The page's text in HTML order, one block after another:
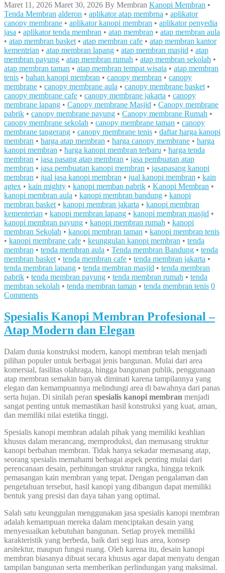
Maret 11, 2026 Maret 30, 2026 By Membran Kanopi Membran •
Tenda Membran alderon • aplikator atap membrna • aplikator
canopy membrane • aplikator kanopi membran • aplikator penyedia
jasa • aplikator tenda membran • atap membran • atap membran aula
• atap membran basket • atap membran cafe • atap membran kantor
kementrian • atap membran lapang • atap membran masjid • atap
membran payung • atap membran rumah • atap membran sekolah •
atap membran taman • atap membran tempat wisata • atap membran
tenis • bahan kanopi membran • canopy membran • canopy
membrane • canopy membrane aula • canopy membrane basket •
canopy membrane cafe • canopy membrane jakarta • canopy
membrane lapang • Canopy membrane Masjid • Canopy membrane
pabrik • canopy membrane payung • Canopy membrane Rumah •
canopy membrane sekolah • canopy membrane taman • canopy
membrane tangerang • canopy membrane tenis • daftar harga kanopi
membran • harga atap membran • harga canopy membrane • harga
kanopi membran • harga kanopi membran terbaru • harga tenda
membran • jasa pasang atap membran • jasa pembuatan atap
membran • jasa pembuatan kanopi membran • jasapasang kanopi
membran • jual jasa kanopi membran • jual kanopi membran • kain
agtex • kain mighty • kanopi memban pabrik • Kanopi Membran •
kanopi membran aula • kanopi membran bandung • kanopi
membran basket • kanopi membran jakarta • kanopi membran
kementerian • kanopi membran lapang • kanopi membran masjid •
kanopi membran payung • kanopi membran rumah • kanopi
membran Sekolah • kanopi membran taman • kanopi membran tenis
• kanopi membrane cafe • keunggulan kanopi membran • tenda
membran • tenda membran aula • Tenda membran Bandung • tenda
membran basket • tenda membran cafe • tenda membran jakarta •
tenda membran lapang • tenda membran masjid • tenda membran
pabrik • tenda membran payung • tenda membran rumah • tenda
membran sekolah • tenda membran taman • tenda membran tenis 0
Comments
Spesialis Kanopi Membran Profesional –
Atap Modern dan Elegan
Dalam dunia konstruksi modern, kanopi membran telah menjadi
pilihan populer untuk berbagai jenis bangunan. Mulai dari area
komersial, fasilitas olahraga, hingga bangunan publik, penggunaan
atap membran semakin banyak diminati karena tampilannya yang
elegan dan kemampuannya melindungi area di bawahnya dari panas
serta hujan. Di sinilah peran spesialis kanopi membran menjadi
sangat penting untuk memastikan hasil konstruksi yang kuat, aman,
dan memiliki nilai estetika tinggi.
Spesialis kanopi membran adalah pihak yang memiliki keahlian
khusus dalam merancang, memproduksi, dan memasang struktur
kanopi berbahan membran. Tidak hanya sekadar memasang atap,
seorang spesialis memahami berbagai aspek penting mulai dari
perencanaan desain, perhitungan struktur rangka, hingga teknik
pemasangan kain membran yang tepat. Dengan pengalaman dan
pengetahuan tersebut, hasil kanopi yang dibangun dapat memiliki
bentuk yang presisi dan daya tahan yang optimal.
Salah satu keunggulan menggunakan jasa spesialis kanopi membran
adalah kemampuan mereka dalam menciptakan desain yang
menyesuaikan kebutuhan bangunan. Setiap proyek memiliki
karakteristik yang berbeda, baik dari segi luas area, konsep
arsitektur, maupun fungsi ruang. Oleh karena itu, desain kanopi
membran biasanya dibuat secara khusus agar dapat menyatu dengan
tampilan bangunan serta memberikan perlindungan yang maksimal.